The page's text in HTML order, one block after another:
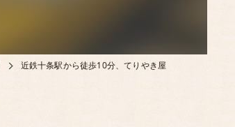
近鉄十条駅から徒歩10分、てりやき屋